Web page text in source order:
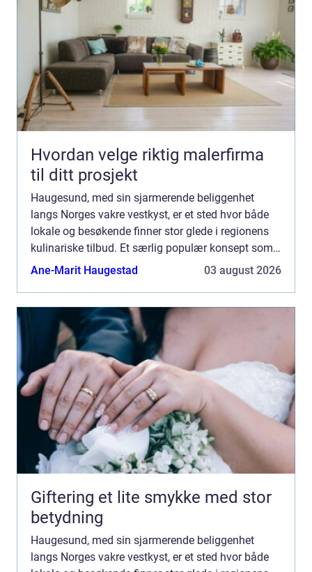
Hvordan velge riktig malerfirma
til ditt prosjekt
Haugesund, med sin sjarmerende beliggenhet
langs Norges vakre vestkyst, er et sted hvor både
lokale og besøkende finner stor glede i regionens
kulinariske tilbud. Et særlig populær konsept som
virkelig lar lokalkulturen skinn...
Ane-Marit Haugestad 03 august 2026
Giftering et lite smykke med stor
betydning
Haugesund, med sin sjarmerende beliggenhet
langs Norges vakre vestkyst, er et sted hvor både